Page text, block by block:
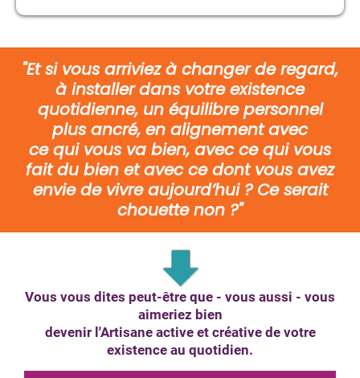
"Et si vous arriviez à changer de regard,
à installer dans votre existence
quotidienne, un équilibre personnel
plus ancré, en alignement avec
ce qui vous va bien, avec ce qui vous
fait du bien et avec ce dont vous avez
envie de vivre aujourd’hui ? Ce serait
chouette non ?"
Vous vous dites peut-être que - vous aussi - vous
aimeriez bien
devenir l'Artisane active et créative de votre
existence au quotidien.